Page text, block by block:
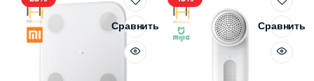
Сравнить Сравнить